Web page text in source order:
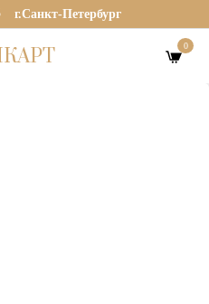
г.Санкт-Петербург
0